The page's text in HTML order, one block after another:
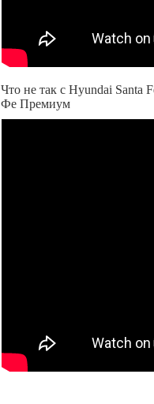
Что не так с Hyundai Santa
Фе Премиум